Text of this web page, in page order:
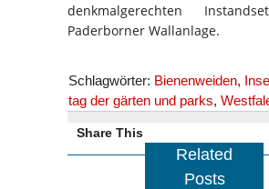
denkmalgerechten
Paderborner Wallanlage.
Schlagwörter: Bienenweiden,
tag der gärten und parks,
Share This
Related
Posts